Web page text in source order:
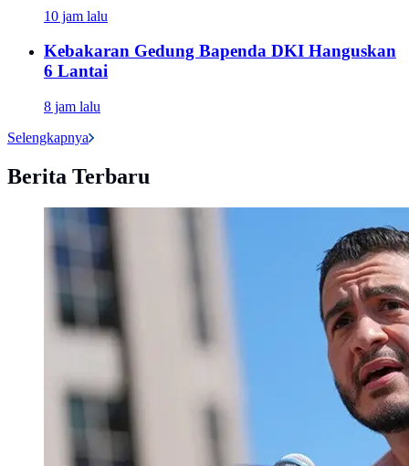
10 jam lalu
Kebakaran Gedung Bapenda DKI Hanguskan
6 Lantai
8 jam lalu
Selengkapnya
Berita Terbaru